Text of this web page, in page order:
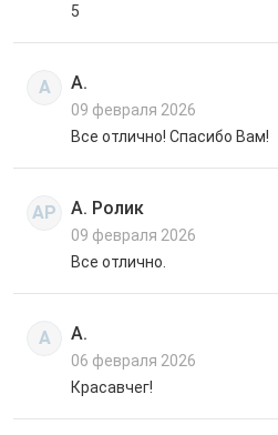
5
А А.
09 февраля 2026
Все отлично! Спасибо Вам!
АР А. Ролик
09 февраля 2026
Все отлично.
А А.
06 февраля 2026
Красавчег!